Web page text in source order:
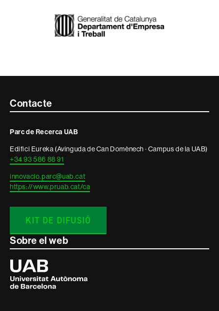
Contacte
informació
legal
Contacte
Parc de Recerca UAB
Edifici Eureka (Avinguda de Can Domènech · Campus de la UAB)
+34 93 586 88 91
innovacio.parc@uab.cat
https://www.pruab.cat/ca
KIT DE DIFUSIÓ
Sobre el web
Universitat
Autònoma
de
Barcelona